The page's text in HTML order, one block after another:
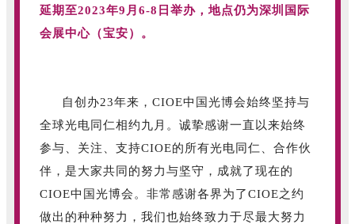
延期至2023年9月6-8日举办，地点仍为深圳国际
会展中心（宝安）。
自创办23年来，CIOE中国光博会始终坚持与
全球光电同仁相约九月。诚挚感谢一直以来始终
参与、关注、支持CIOE的所有光电同仁、合作伙
伴，是大家共同的努力与坚守，成就了现在的
CIOE中国光博会。非常感谢各界为了CIOE之约
做出的种种努力，我们也始终致力于尽最大努力